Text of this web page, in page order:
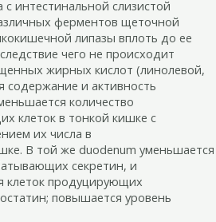
интестинальной слизистой
ферментов щеточной
липазы вплоть до ее
чего не происходит
жирных кислот (линолевой,
содержание и активность
количество
клеток в тонкой кишке с
их числа в
В той же duodenum уменьшается
секретин, и
клеток продуцирующих
повышается уровень